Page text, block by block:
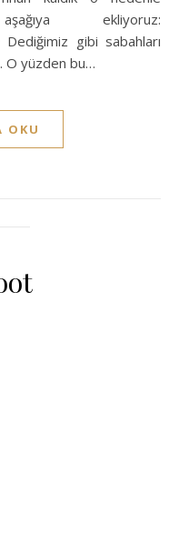
ekliyoruz:
gibi sabahları
O yüzden bu…
OKU